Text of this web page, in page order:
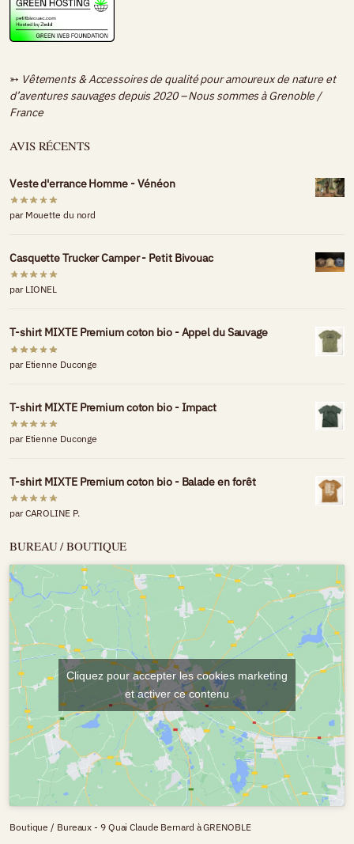
➳ Vêtements & Accessoires de qualité pour amoureux de nature et
d’aventures sauvages depuis 2020 – Nous sommes àGrenoble /
France
AVIS RÉCENTS
Veste d'errance Homme - Vénéon
par Mouette du nord
Casquette Trucker Camper - Petit Bivouac
par LIONEL
T-shirt MIXTE Premium coton bio - Appel du Sauvage
par Etienne Duconge
T-shirt MIXTE Premium coton bio - Impact
par Etienne Duconge
T-shirt MIXTE Premium coton bio - Balade en forêt
par CAROLINE P.
BUREAU / BOUTIQUE
Cliquez pour accepter les cookies marketing
et activer ce contenu
Boutique / Bureaux - 9 Quai Claude Bernard à GRENOBLE